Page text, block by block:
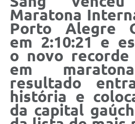
Maratona
Porto Alegre
em 2:10:21 e
o novo
em
resultado
história e
da capital